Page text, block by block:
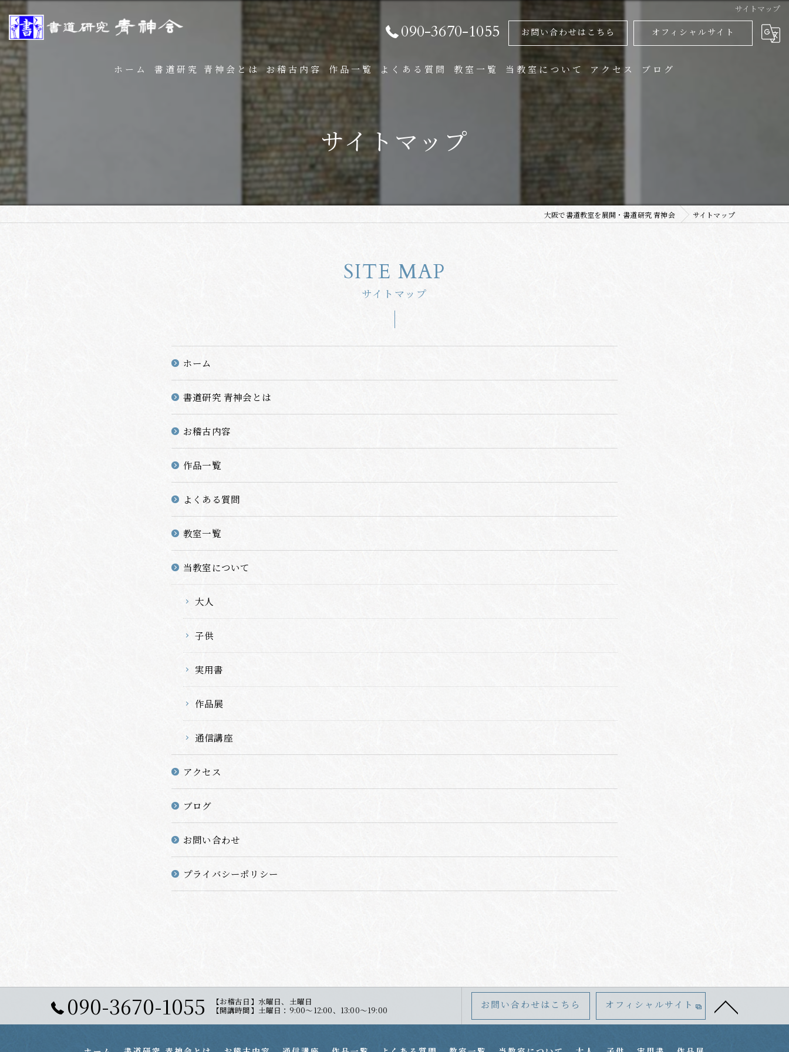
サイトマップ
090-3670-1055 お問い合わせはこちら オフィシャルサイト
ホーム 書道研究 青神会とは お稽古内容
通信講座
作品一覧 よくある質問 教室一覧 当教室について
通信講座
アクセス ブログ
サイトマップ
大阪で書道教室を展開・書道研究 青神会 サイトマップ
サイトマップ
SITE MAP
ホーム
書道研究 青神会とは
お稽古内容
作品一覧
よくある質問
教室一覧
当教室について
大人
子供
実用書
作品展
通信講座
アクセス
ブログ
お問い合わせ
プライバシーポリシー
090-3670-1055
【お稽古日】水曜日、土曜日
【開講時間】土曜日：9:00～12:00、13:00～19:00
お問い合わせはこちら オフィシャルサイト